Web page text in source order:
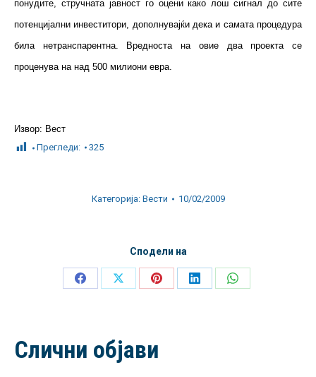
понудите, стручната јавност го оцени како лош сигнал до сите
потенцијални инвеститори, дополнувајќи дека и самата процедура
била нетранспарентна. Вредноста на овие два проекта се
проценува на над 500 милиони евра.
Извор: Вест
Прегледи:
325
Категорија: Вести 10/02/2009
Сподели на
Share
Share
Share
Share
Share
Слични објави